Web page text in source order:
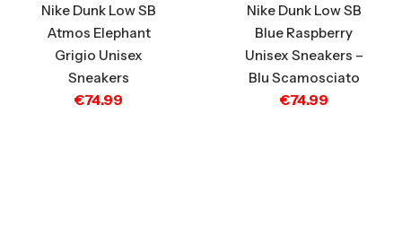
Nike Dunk Low SB
Atmos Elephant
Grigio Unisex
Sneakers
€74.99
Nike Dunk Low SB
Blue Raspberry
Unisex Sneakers –
Blu Scamosciato
€74.99